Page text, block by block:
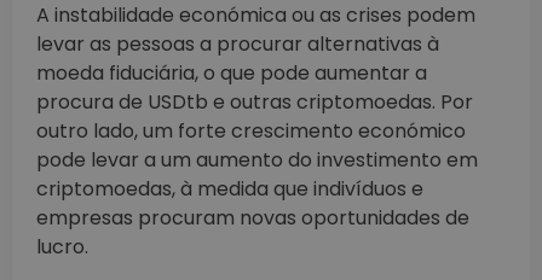
A instabilidade económica ou as crises podem
levar as pessoas a procurar alternativas à
moeda fiduciária, o que pode aumentar a
procura de USDtb e outras criptomoedas. Por
outro lado, um forte crescimento económico
pode levar a um aumento do investimento em
criptomoedas, à medida que indivíduos e
empresas procuram novas oportunidades de
lucro.